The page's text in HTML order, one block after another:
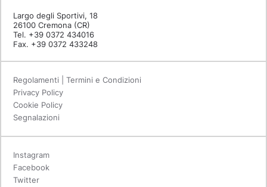
Largo degli Sportivi, 18
26100 Cremona (CR)
Tel. +39 0372 434016
Fax. +39 0372 433248
Regolamenti | Termini e Condizioni
Privacy Policy
Cookie Policy
Segnalazioni
Instagram
Facebook
Twitter